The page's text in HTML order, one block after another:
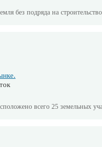
без подряда на
всего 25 земельных